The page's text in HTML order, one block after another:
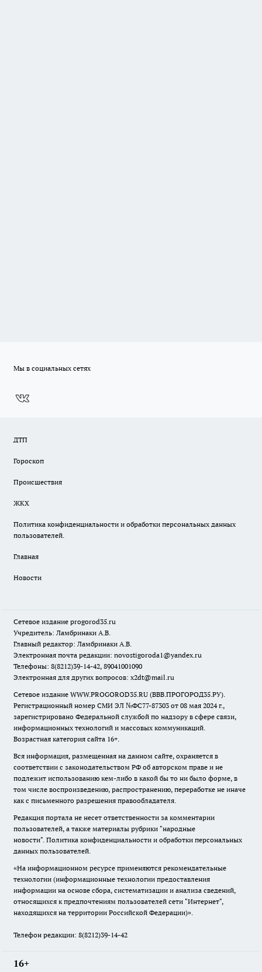
Мы в социальных сетях
ДТП
Гороскоп
Происшествия
ЖКХ
Политика конфиденциальности и обработки персональных данных
пользователей.
Главная
Новости
Сетевое издание progorod35.ru
Учредитель: Ламбринаки А.В.
Главный редактор: Ламбринаки А.В.
Электронная почта редакции: novostigoroda1@yandex.ru
Телефоны: 8(8212)39-14-42, 89041001090
Электронная для других вопросов: x2dt@mail.ru
Сетевое издание WWW.PROGOROD35.RU (ВВВ.ПРОГОРОД35.РУ).
Регистрационный номер СМИ ЭЛ №ФС77-87303 от 08 мая 2024 г.,
зарегистрировано Федеральной службой по надзору в сфере связи,
информационных технологий и массовых коммуникаций.
Возрастная категория сайта 16+.
Вся информация, размещенная на данном сайте, охраняется в
соответствии с законодательством РФ об авторском праве и не
подлежит использованию кем-либо в какой бы то ни было форме, в
том числе воспроизведению, распространению, переработке не иначе
как с письменного разрешения правообладателя.
Редакция портала не несет ответственности за комментарии
пользователей, а также материалы рубрики "народные
новости". Политика конфиденциальности и обработки персональных
данных пользователей.
«На информационном ресурсе применяются рекомендательные
технологии (информационные технологии предоставления
информации на основе сбора, систематизации и анализа сведений,
относящихся к предпочтениям пользователей сети "Интернет",
находящихся на территории Российской Федерации)».
Телефон редакции: 8(8212)39-14-42
16+